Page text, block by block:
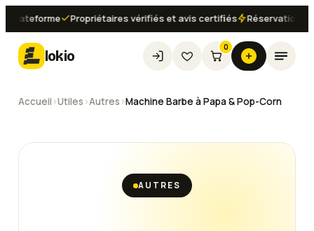
Propriétaires vérifiés et avis certifiés Réservation
lokio
0
Accueil ›Utiles ›Autres ›Machine Barbe à Papa & Pop-Corn
AUTRES